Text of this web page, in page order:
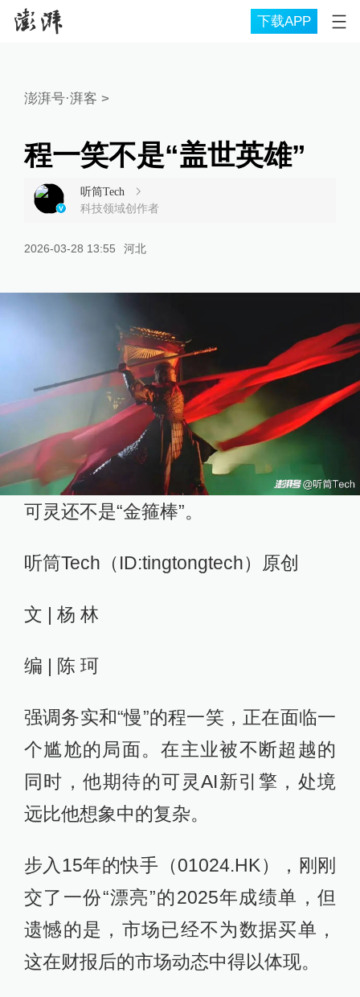
下载APP
澎湃号·湃客 >
程一笑不是“盖世英雄”
听筒Tech
科技领域创作者
2026-03-28 13:55 河北
可灵还不是“金箍棒”。
听筒Tech（ID:tingtongtech）原创
文 | 杨 林
编 | 陈 珂
强调务实和“慢”的程一笑，正在面临一
个尴尬的局面。在主业被不断超越的
同时，他期待的可灵AI新引擎，处境
远比他想象中的复杂。
步入15年的快手（01024.HK），刚刚
交了一份“漂亮”的2025年成绩单，但
遗憾的是，市场已经不为数据买单，
这在财报后的市场动态中得以体现。